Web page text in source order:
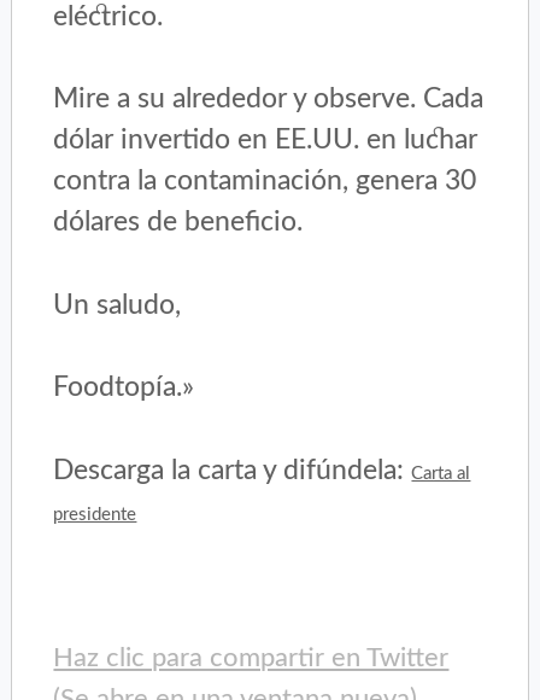
eléctrico.
Mire a su alrededor y observe. Cada
dólar invertido en EE.UU. en luchar
contra la contaminación, genera 30
dólares de beneficio.
Un saludo,
Foodtopía.»
Descarga la carta y difúndela:Carta al
presidente
Haz clic para compartir en Twitter